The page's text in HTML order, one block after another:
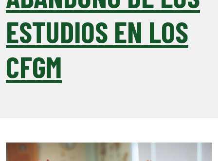
ESTUDIOS EN LOS
CFGM